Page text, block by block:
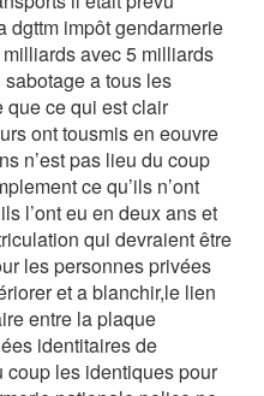
dgttm impôt gendarmerie
avec 5 milliards
sabotage a tous les
que ce qui est clair
ont tousmis en eouvre
n’est pas lieu du coup
ce qu’ils n’ont
l’ont eu en deux ans et
qui devraient être
les personnes privées
et a blanchir,le lien
entre la plaque
identitaires de
coup les identiques pour